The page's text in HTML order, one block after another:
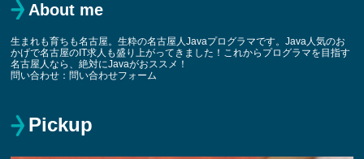
About me
生まれも育ちも名古屋。生粋の名古屋人Javaプログラマです。Java人気のお
かげで名古屋のIT求人も盛り上がってきました！これからプログラマを目指す
名古屋人なら、絶対にJavaがおススメ！
問い合わせ： 問い合わせフォーム
Pickup